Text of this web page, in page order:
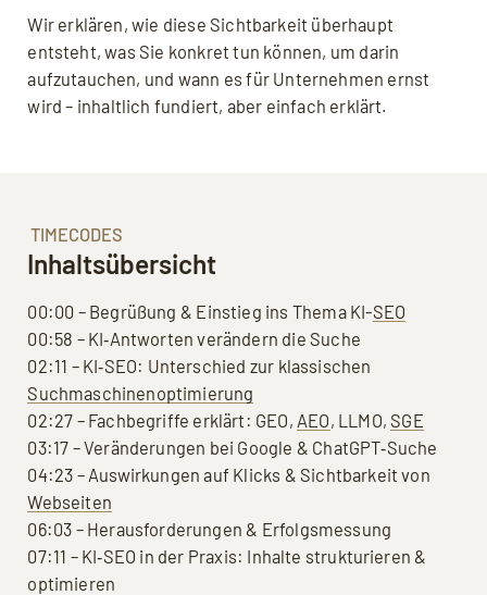
Wir erklären, wie diese Sichtbarkeit überhaupt
entsteht, was Sie konkret tun können, um darin
aufzutauchen, und wann es für Unternehmen ernst
wird – inhaltlich fundiert, aber einfach erklärt.
TIMECODES
Inhaltsübersicht
00:00 – Begrüßung & Einstieg ins Thema KI-SEO
00:58 – KI‑Antworten verändern die Suche
02:11 – KI‑SEO: Unterschied zur klassischen
Suchmaschinenoptimierung
02:27 – Fachbegriffe erklärt: GEO, AEO, LLMO, SGE
03:17 – Veränderungen bei Google & ChatGPT‑Suche
04:23 – Auswirkungen auf Klicks & Sichtbarkeit von
Webseiten
06:03 – Herausforderungen & Erfolgsmessung
07:11 – KI‑SEO in der Praxis: Inhalte strukturieren &
optimieren